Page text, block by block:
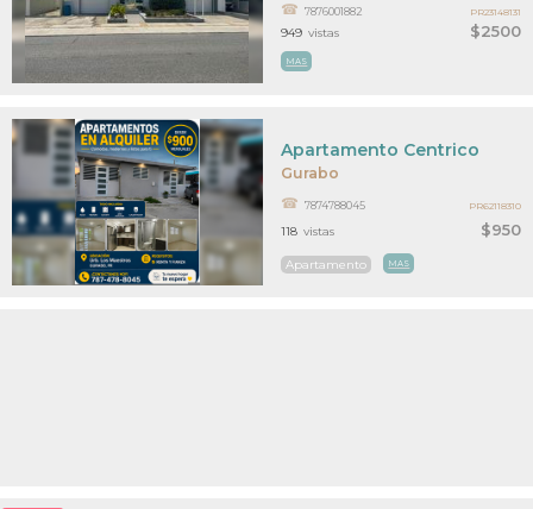
$2500
7876001882
MAS
949 vistas
PR23148131
Gurabo
$950
Apartamento Centrico
7874788045
Apartamento MAS
118 vistas
PR62118310